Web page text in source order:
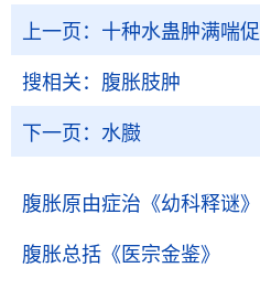
上一页： 十种水蛊肿满喘促
搜相关： 腹胀肢肿
下一页： 水臌
腹胀原由症治 《幼科释谜》
腹胀总括 《医宗金鉴》